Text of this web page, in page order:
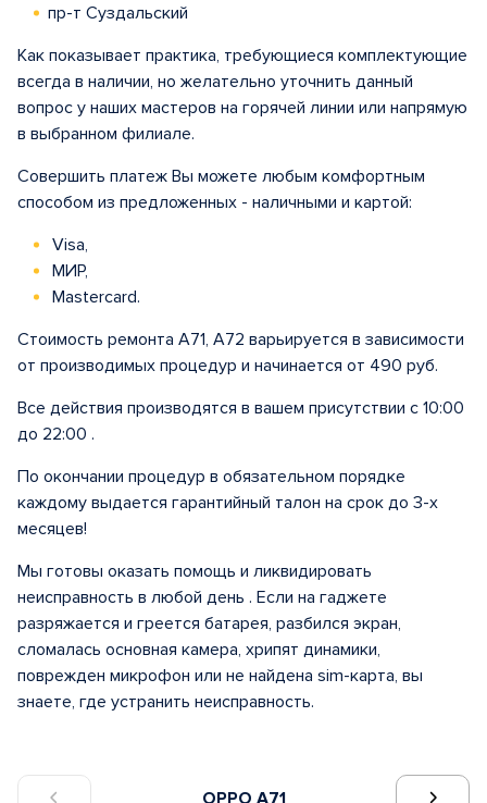
OPPO A71
пр-т Суздальский
Как показывает практика, требующиеся комплектующие
всегда в наличии, но желательно уточнить данный
вопрос у наших мастеров на горячей линии или напрямую
в выбранном филиале.
Совершить платеж Вы можете любым комфортным
способом из предложенных - наличными и картой:
Visa,
МИР,
Mastercard.
Стоимость ремонта A71, A72 варьируется в зависимости
от производимых процедур и начинается от 490 руб.
Все действия производятся в вашем присутствии с 10:00
до 22:00 .
По окончании процедур в обязательном порядке
каждому выдается гарантийный талон на срок до 3-х
месяцев!
Мы готовы оказать помощь и ликвидировать
неисправность в любой день . Если на гаджете
разряжается и греется батарея, разбился экран,
сломалась основная камера, хрипят динамики,
поврежден микрофон или не найдена sim-карта, вы
знаете, где устранить неисправность.